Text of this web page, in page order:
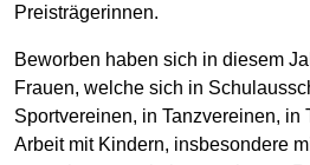
Preisträgerinnen.
Beworben haben sich in diesem
Frauen, welche sich in
Sportvereinen, in Tanzvereinen, in
Arbeit mit Kindern, insbesondere